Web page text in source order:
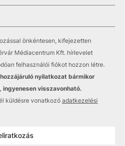
önkéntesen, kifejezetten
Médiacentrum Kft. hírlevelet
felhasználói fiókot hozzon létre.
nyilatkozat bármikor
ingyenesen visszavonható.
küldésre vonatkozó adatkezelési